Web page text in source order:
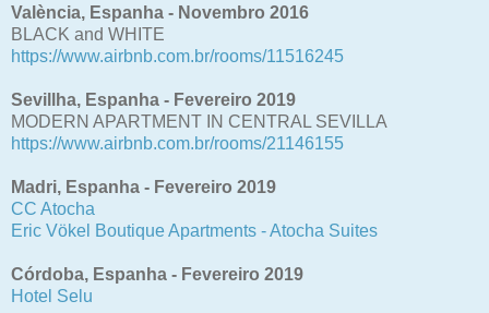
València, Espanha - Novembro 2016
BLACK and WHITE
https://www.airbnb.com.br/rooms/11516245
Sevillha, Espanha - Fevereiro 2019
MODERN APARTMENT IN CENTRAL SEVILLA
https://www.airbnb.com.br/rooms/21146155
Madri, Espanha - Fevereiro 2019
CC Atocha
Eric Vökel Boutique Apartments - Atocha Suites
Córdoba, Espanha - Fevereiro 2019
Hotel Selu